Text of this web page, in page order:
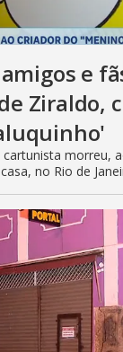
e
Ziraldo,
morreu,
no Rio de